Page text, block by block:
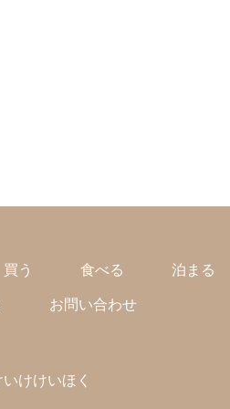
買う 食べる 泊まる
お問い合わせ